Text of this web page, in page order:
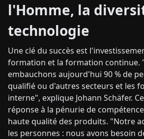
l'Homme, la
technologie
Une clé du succès est
formation et la formation continue.
embauchons aujourd'hui 90 % de
qualifié ou d'autres secteurs et les
interne", explique Johann Schäfer.
réponse à la pénurie de
haute qualité des produits. "Notre
les personnes : nous avons besoin